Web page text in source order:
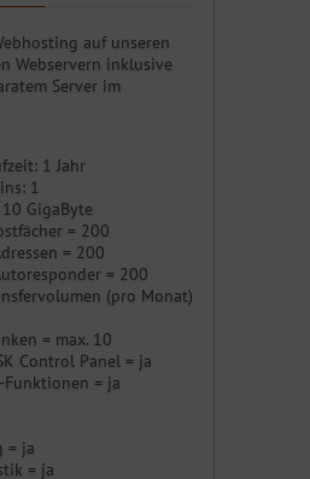
auf unseren
Webservern inklusive
Server im
1 Jahr
1
GigaByte
= 200
= 200
= 200
(pro Monat)
= max. 10
Control Panel = ja
Funktionen = ja
= ja
= ja